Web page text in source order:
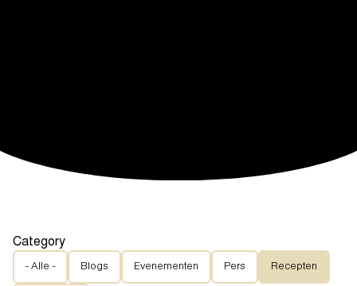
Category
- Alle - Blogs Evenementen Pers Recepten